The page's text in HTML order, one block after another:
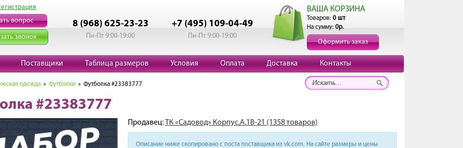
вопрос
звонок
8 (968) 625-23-23
Пн-Пт 9:00-19:00
+7 (495) 109-04-49
Пн-Пт 9:00-19:00
ВАША КОРЗИНА
Товаров: 0 шт
На сумму: 0р.
Оформить заказ
Поставщики Таблица размеров Условия Оплата Доставка Контакты
одежда » Футболки » Футболка #23383777
#23383777
Продавец:ТК «Садовод» Корпус.А.1В-21 (1358 товаров)
Описание ниже скопировано с поста поставщика из vk.com. На сайте размеры и цены